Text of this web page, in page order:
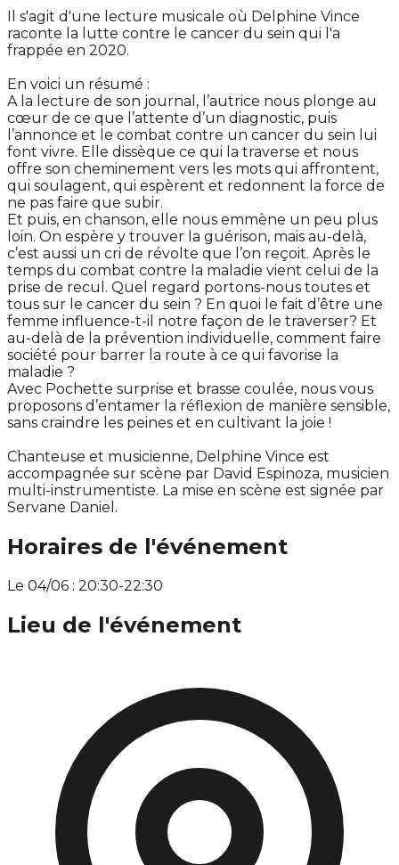
Il s'agit d'une lecture musicale où Delphine Vince
raconte la lutte contre le cancer du sein qui l'a
frappée en 2020.
En voici un résumé :
A la lecture de son journal, l’autrice nous plonge au
cœur de ce que l’attente d’un diagnostic, puis
l’annonce et le combat contre un cancer du sein lui
font vivre. Elle dissèque ce qui la traverse et nous
offre son cheminement vers les mots qui affrontent,
qui soulagent, qui espèrent et redonnent la force de
ne pas faire que subir.
Et puis, en chanson, elle nous emmène un peu plus
loin. On espère y trouver la guérison, mais au-delà,
c’est aussi un cri de révolte que l’on reçoit. Après le
temps du combat contre la maladie vient celui de la
prise de recul. Quel regard portons-nous toutes et
tous sur le cancer du sein ? En quoi le fait d’être une
femme influence-t-il notre façon de le traverser? Et
au-delà de la prévention individuelle, comment faire
société pour barrer la route à ce qui favorise la
maladie ?
Avec Pochette surprise et brasse coulée, nous vous
proposons d’entamer la réflexion de manière sensible,
sans craindre les peines et en cultivant la joie !
Chanteuse et musicienne, Delphine Vince est
accompagnée sur scène par David Espinoza, musicien
multi-instrumentiste. La mise en scène est signée par
Servane Daniel.
Horaires de l'événement
Le 04/06 : 20:30-22:30
Lieu de l'événement